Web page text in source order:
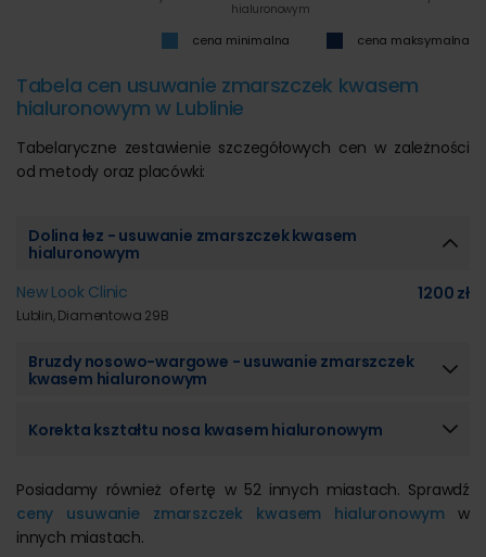
hialuronowym
cena minimalna cena maksymalna
Tabela cen usuwanie zmarszczek kwasem
hialuronowym w Lublinie
Tabelaryczne zestawienie szczegółowych cen w zależności
od metody oraz placówki:
Dolina łez - usuwanie zmarszczek kwasem
hialuronowym
New Look Clinic
Lublin, Diamentowa 29B
1200 zł
Bruzdy nosowo-wargowe - usuwanie zmarszczek
kwasem hialuronowym
Korekta kształtu nosa kwasem hialuronowym
Posiadamy również ofertę w 52 innych miastach. Sprawdź
ceny usuwanie zmarszczek kwasem hialuronowym w
innych miastach.